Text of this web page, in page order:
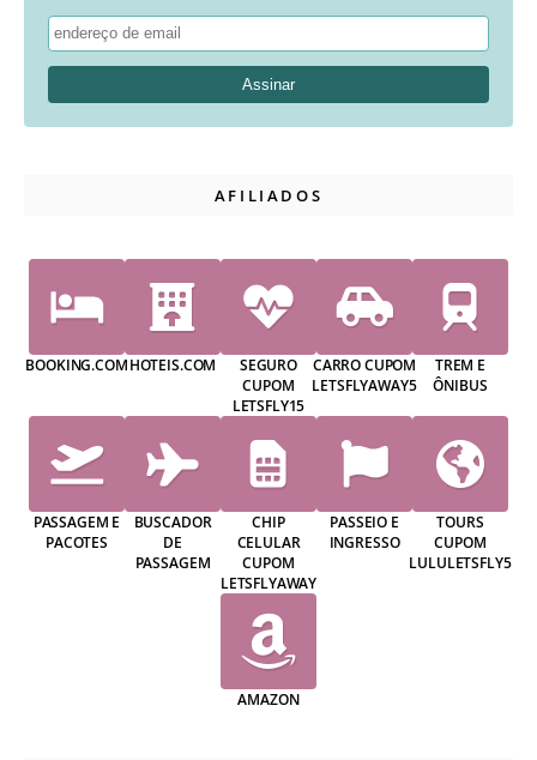
AFILIADOS
BOOKING.COMHOTEIS.COM
SEGURO
CUPOM
LETSFLY15
CARRO CUPOM
LETSFLYAWAY5
TREM E
ÔNIBUS
PASSAGEM E
PACOTES
BUSCADOR
DE
PASSAGEM
CHIP
CELULAR
CUPOM
LETSFLYAWAY
PASSEIO E
INGRESSO
TOURS
CUPOM
LULULETSFLY5
AMAZON